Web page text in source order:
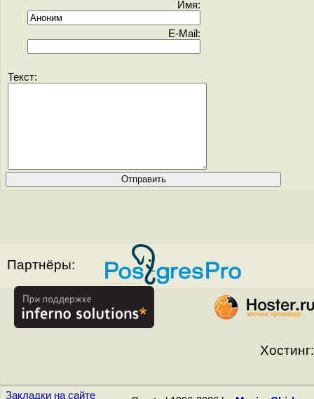
Имя:
E-Mail:
Текст:
Партнёры:
Хостинг:
Закладки на сайте